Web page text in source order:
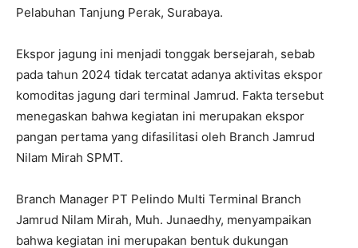
Pelabuhan Tanjung Perak, Surabaya.
Ekspor jagung ini menjadi tonggak bersejarah, sebab
pada tahun 2024 tidak tercatat adanya aktivitas ekspor
komoditas jagung dari terminal Jamrud. Fakta tersebut
menegaskan bahwa kegiatan ini merupakan ekspor
pangan pertama yang difasilitasi oleh Branch Jamrud
Nilam Mirah SPMT.
Branch Manager PT Pelindo Multi Terminal Branch
Jamrud Nilam Mirah, Muh. Junaedhy, menyampaikan
bahwa kegiatan ini merupakan bentuk dukungan